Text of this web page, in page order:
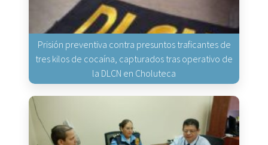
Prisión preventiva contra presuntos traficantes de
tres kilos de cocaína, capturados tras operativo de
la DLCN en Choluteca